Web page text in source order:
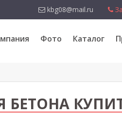
kbg08@mail.ru
Фото Каталог